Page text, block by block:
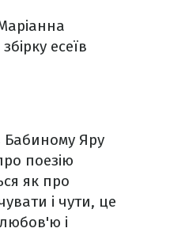
есеїв
Бабиному Яру
поезію
як про
і чути, це
і